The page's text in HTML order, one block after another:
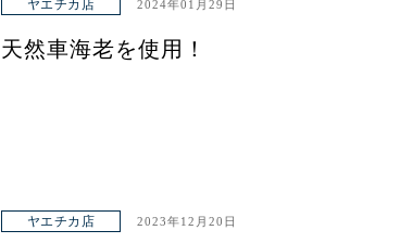
ヤエチカ店 2024年01月29日
天然車海老を使用！
ヤエチカ店 2023年12月20日